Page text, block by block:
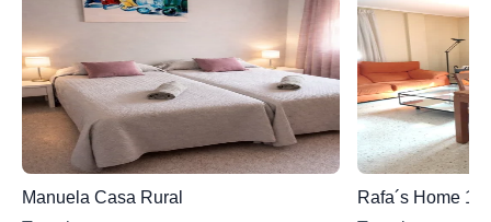
Manuela Casa Rural
Rafa´s Home 19